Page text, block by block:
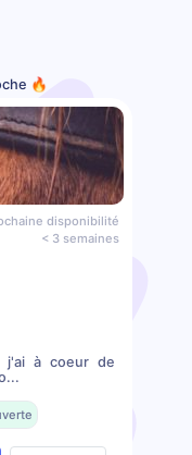
🔥
disponibilité
< 3 semaines
j'ai à coeur de